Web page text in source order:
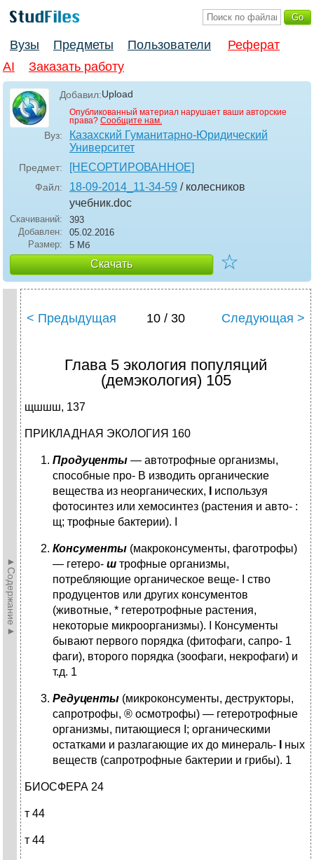
Вузы Предметы Пользователи
Реферат
AI
Заказать работу
Добавил:Upload
Опубликованный материал нарушает ваши авторские
права? Сообщите нам.
Вуз:
Казахский Гуманитарно-Юридический
Университет
Предмет: [НЕСОРТИРОВАННОЕ]
Файл: 18-09-2014_11-34-59 / колесников
учебник.doc
Скачиваний:
393
Добавлен:
05.02.2016
Размер:
5 Мб
Скачать ☆
►Содержание►
< Предыдущая 10 / 30 Следующая >
Глава 5 экология популяций
(демэкология) 105
щшшш, 137
ПРИКЛАДНАЯ ЭКОЛОГИЯ 160
Продуценты — автотрофные организмы,
способные про- В изводить органические
вещества из неорганических,
используя
фотосинтез или хемосинтез (растения и авто- :
щ; трофные бактерии). I
Консументы (макроконсументы, фаготрофы)
— гетеро- ш трофные организмы,
потребляющие органическое веще- І ство
продуцентов или других консументов
(животные, * гетеротрофные растения,
некоторые микроорганизмы). I Консументы
бывают первого порядка (фитофаги, сапро- 1
фаги), второго порядка (зоофаги, некрофаги) и
т.д. 1
Редуценты (микроконсументы, деструкторы,
сапротрофы, ® осмотрофы) — гетеротрофные
организмы, питающиеся I; органическими
остатками и разлагающие их до минераль-
ных
веществ (сапротрофные бактерии и грибы). 1
БИОСФЕРА 24
т 44
т 44